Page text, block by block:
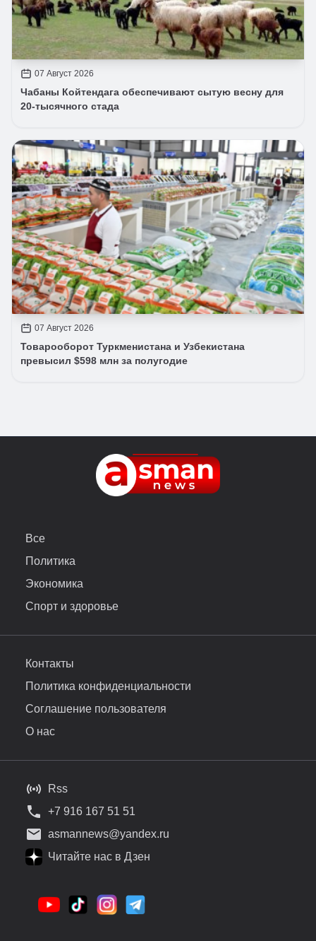
07 Август 2026
Чабаны Койтендага обеспечивают сытую весну для
20-тысячного стада
07 Август 2026
Товарооборот Туркменистана и Узбекистана
превысил $598 млн за полугодие
Все
Политика
Экономика
Спорт и здоровье
Контакты
Политика конфиденциальности
Соглашение пользователя
О нас
Rss
+7 916 167 51 51
asmannews@yandex.ru
Читайте нас в Дзен